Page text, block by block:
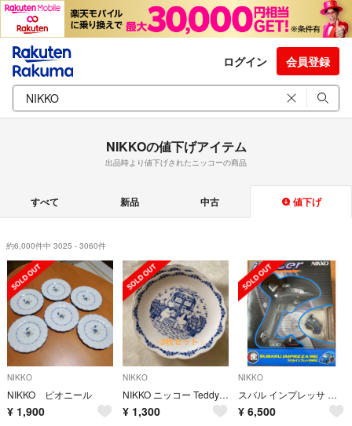
ログイン 会員登録
NIKKOの値下げアイテム
出品時より値下げされたニッコーの商品
すべて 新品 中古 値下げ
約6,000件中 3025 - 3060件
NIKKO
NIKKO ピオニール
¥ 1,900
NIKKO
NIKKO ニッコー Teddy's ケーキ皿 3枚セット
¥ 1,300
NIKKO
スバル インプレッサ WRC ラジコン ニッコー iRacer
¥ 6,500